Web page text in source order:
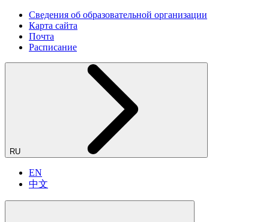
Сведения об образовательной организации
Карта сайта
Почта
Расписание
RU
EN
中文